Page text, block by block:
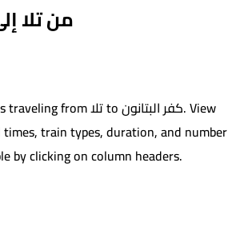
من تلا
traveling fromتلاtoكفر البتانون.View
train types, duration, and number
by clicking on column headers.